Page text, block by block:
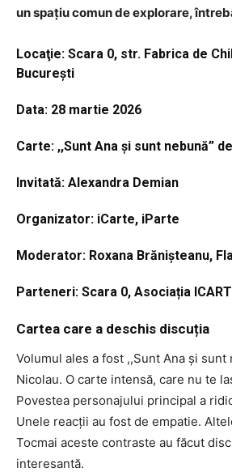
un spațiu comun de explorare,
Locaţie: Scara 0, str. Fabrica de
Bucureşti
Data: 28 martie 2026
Carte: ,,Sunt Ana şi sunt nebună”
Invitată: Alexandra Demian
Organizator: iCarte, iParte
Moderator: Roxana Brănişteanu,
Parteneri: Scara 0, Asociația ICART
Cartea care a deschis discuția
Volumul ales a fost ,,Sunt Ana și sunt
Nicolau. O carte intensă, care nu te
Povestea personajului principal a
Unele reacții au fost de empatie.
Tocmai aceste contraste au făcut
interesantă.